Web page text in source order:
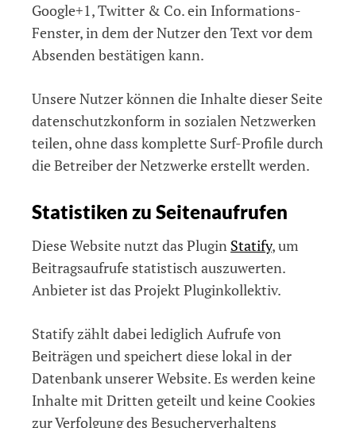
Google+1, Twitter & Co. ein Informations-
Fenster, in dem der Nutzer den Text vor dem
Absenden bestätigen kann.
Unsere Nutzer können die Inhalte dieser Seite
datenschutzkonform in sozialen Netzwerken
teilen, ohne dass komplette Surf-Profile durch
die Betreiber der Netzwerke erstellt werden.
Statistiken zu Seitenaufrufen
Diese Website nutzt das Plugin Statify, um
Beitragsaufrufe statistisch auszuwerten.
Anbieter ist das Projekt Pluginkollektiv.
Statify zählt dabei lediglich Aufrufe von
Beiträgen und speichert diese lokal in der
Datenbank unserer Website. Es werden keine
Inhalte mit Dritten geteilt und keine Cookies
zur Verfolgung des Besucherverhaltens